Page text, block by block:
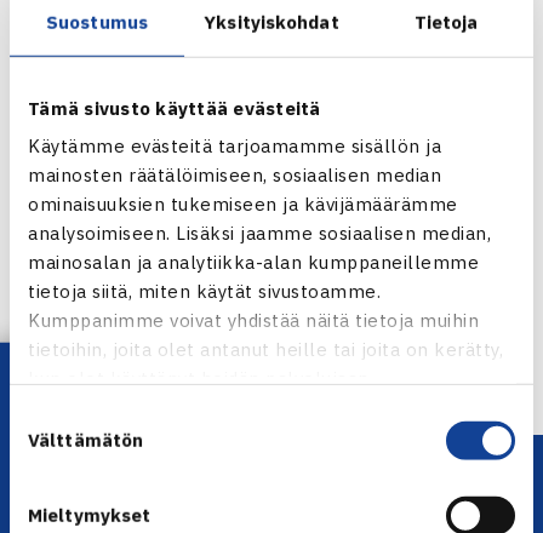
Suostumus Yksityiskohdat Tietoja
Tämä sivusto käyttää evästeitä
Käytämme evästeitä tarjoamamme sisällön ja
mainosten räätälöimiseen, sosiaalisen median
ominaisuuksien tukemiseen ja kävijämäärämme
analysoimiseen. Lisäksi jaamme sosiaalisen median,
mainosalan ja analytiikka-alan kumppaneillemme
tietoja siitä, miten käytät sivustoamme.
Kumppanimme voivat yhdistää näitä tietoja muihin
tietoihin, joita olet antanut heille tai joita on kerätty,
valinta
Välttämätön
Mieltymykset
Seurapöytienja yksittäisten paikkojenillalliskortit ovat
olleet jo jonkin aikaa myynnissä. Vielä on tilaa kolmen (10
Tennisgaala
Jaa:
← Edellinen
Seuraava uutinen: Sillanpää puolivälieriin
Shymkentissä… →
Lataa OmaTennis!